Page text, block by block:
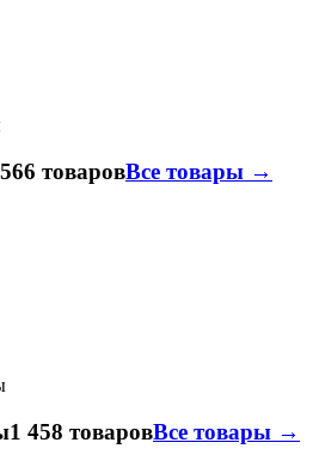
566 товаровВсе товары →
1 458 товаровВсе товары →